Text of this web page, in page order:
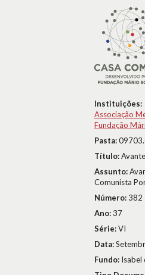
Instituições:
Associação
Fundação
Pasta:
Título:
Assunto:
Comunista
Número:382
Ano:37
Série:VI
Data:
Fundo: Isabel